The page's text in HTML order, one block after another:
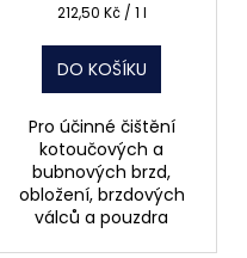
Měrná
212,50 Kč / 1 l
DO KOŠÍKU
Pro účinné čištění
kotoučových a
bubnových brzd,
obložení, brzdových
válců a pouzdra